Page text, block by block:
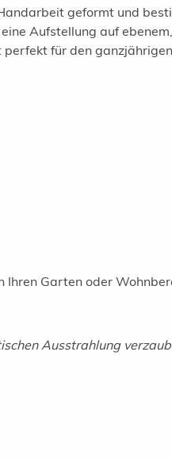
geformt und
Aufstellung auf
für den
Garten oder
Ausstrahlung